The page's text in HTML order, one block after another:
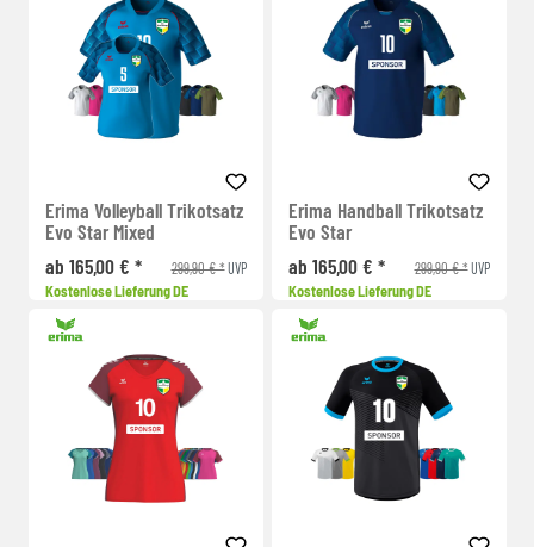
Erima Volleyball Trikotsatz
Evo Star Mixed
ab 165,00 € *
299,90 € *UVP
Kostenlose Lieferung DE
Erima Handball Trikotsatz
Evo Star
ab 165,00 € *
299,90 € *UVP
Kostenlose Lieferung DE